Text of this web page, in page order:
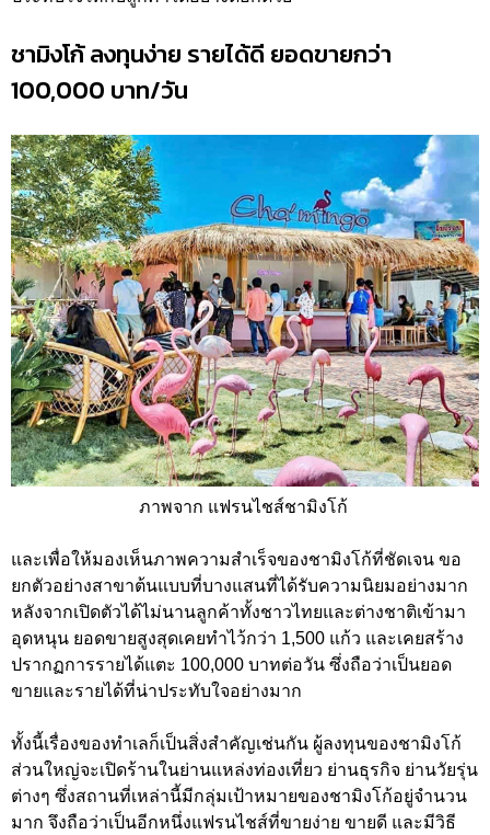
ชามิงโก้ ลงทุนง่าย รายได้ดี ยอดขายกว่า
100,000 บาท/วัน
ภาพจาก แฟรนไชส์ชามิงโก้
และเพื่อให้มองเห็นภาพความสำเร็จของชามิงโก้ที่ชัดเจน ขอ
ยกตัวอย่างสาขาต้นแบบที่บางแสนที่ได้รับความนิยมอย่างมาก
หลังจากเปิดตัวได้ไม่นานลูกค้าทั้งชาวไทยและต่างชาติเข้ามา
อุดหนุน ยอดขายสูงสุดเคยทำไว้กว่า 1,500 แก้ว และเคยสร้าง
ปรากฏการรายได้แตะ 100,000 บาทต่อวัน ซึ่งถือว่าเป็นยอด
ขายและรายได้ที่น่าประทับใจอย่างมาก
ทั้งนี้เรื่องของทำเลก็เป็นสิ่งสำคัญเช่นกัน ผู้ลงทุนของชามิงโก้
ส่วนใหญ่จะเปิดร้านในย่านแหล่งท่องเที่ยว ย่านธุรกิจ ย่านวัยรุ่น
ต่างๆ ซึ่งสถานที่เหล่านี้มีกลุ่มเป้าหมายของชามิงโก้อยู่จำนวน
มาก จึงถือว่าเป็นอีกหนึ่งแฟรนไชส์ที่ขายง่าย ขายดี และมีวิธี